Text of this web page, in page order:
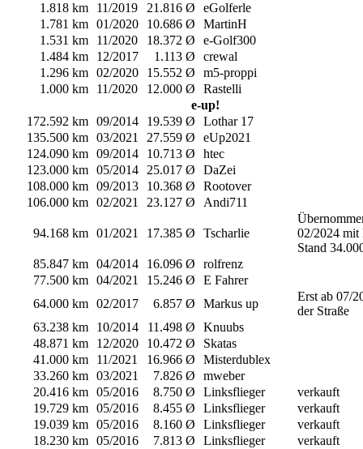
1.818 km
11/2019 21.816 Ø
eGolferle
1.781 km 01/2020 10.686 Ø
MartinH
1.531 km
11/2020 18.372 Ø
e-Golf300
1.484 km
12/2017 1.113 Ø
crewal
1.296 km 02/2020 15.552 Ø
m5-proppi
1.000 km
11/2020 12.000 Ø
Rastelli
e-up!
172.592 km 09/2014 19.539 Ø
Lothar 17
135.500 km 03/2021 27.559 Ø
eUp2021
124.090 km 09/2014 10.713 Ø
htec
123.000 km 05/2014 25.017 Ø
DaZei
108.000 km 09/2013 10.368 Ø
Rootover
106.000 km 02/2021 23.127 Ø Andi711
94.168 km 01/2021 17.385 Ø Tscharlie
02/2024 mit
Stand
85.847 km 04/2014 16.096 Ø
rolfrenz
77.500 km 04/2021 15.246 Ø
E Fahrer
64.000 km 02/2017 6.857 Ø Markus up
Erst ab 07/
der Straße
63.238 km
10/2014 11.498 Ø
Knuubs
48.871 km
12/2020 10.472 Ø
Skatas
41.000 km
11/2021 16.966 Ø
Misterdublex
33.260 km 03/2021 7.826 Ø
mweber
20.416 km 05/2016 8.750 Ø Linksflieger
verkauft
19.729 km 05/2016 8.455 Ø Linksflieger
verkauft
19.039 km 05/2016 8.160 Ø Linksflieger
verkauft
18.230 km 05/2016 7.813 Ø Linksflieger
verkauft